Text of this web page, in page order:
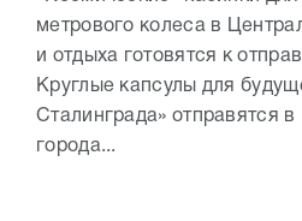
метрового колеса в
и отдыха готовятся к
Круглые капсулы для
Сталинграда» отправятся в
города...